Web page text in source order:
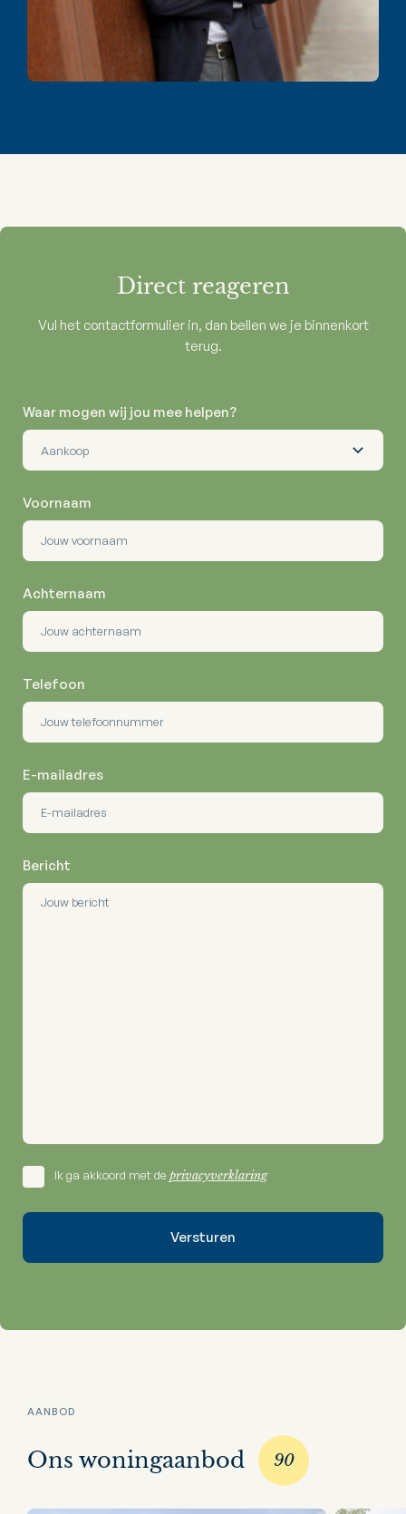
Direct reageren
Vul het contactformulier in, dan bellen we je binnenkort
terug.
Waar mogen wij jou mee helpen?
Voornaam
Achternaam
Telefoon
E-mailadres
Bericht
Ik ga akkoord met de privacyverklaring
AANBOD
Ons woningaanbod 90